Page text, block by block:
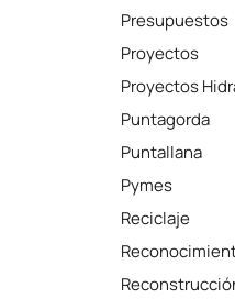
Presupuestos
Proyectos
Proyectos
Puntagorda
Puntallana
Pymes
Reciclaje